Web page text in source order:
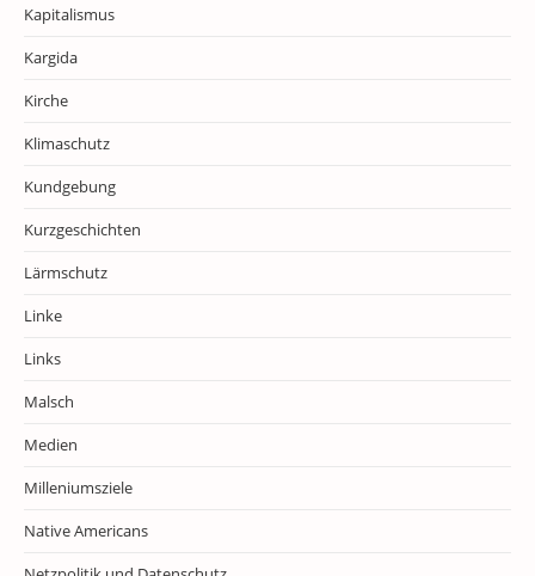
Kapitalismus
Kargida
Kirche
Klimaschutz
Kundgebung
Kurzgeschichten
Lärmschutz
Linke
Links
Malsch
Medien
Milleniumsziele
Native Americans